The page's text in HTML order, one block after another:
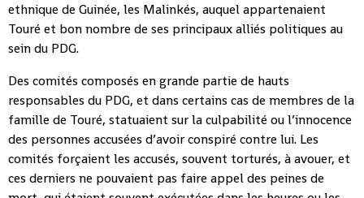
ethnique de Guinée, les Malinkés, auquel appartenaient
Touré et bon nombre de ses principaux alliés politiques au
sein du PDG.
Des comités composés en grande partie de hauts
responsables du PDG, et dans certains cas de membres de la
famille de Touré, statuaient sur la culpabilité ou l’innocence
des personnes accusées d’avoir conspiré contre lui. Les
comités forçaient les accusés, souvent torturés, à avouer, et
ces derniers ne pouvaient pas faire appel des peines de